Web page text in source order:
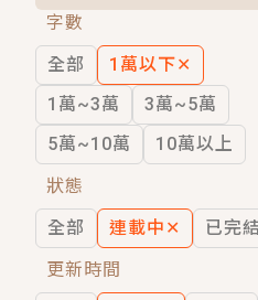
穿越｜《穿越
字數
全部
1萬以下✕
1萬~3萬
3萬~5萬
5萬~10萬
10萬以上
狀態
全部
連載中 ✕
已完結
更新時間